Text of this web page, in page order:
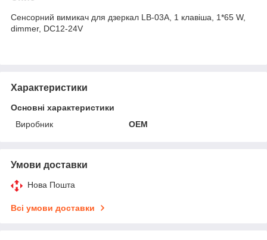
Сенсорний вимикач для дзеркал LB-03A, 1 клавіша, 1*65 W,
dimmer, DC12-24V
Характеристики
Основні характеристики
Виробник
OEM
Умови доставки
Нова Пошта
Всі умови доставки